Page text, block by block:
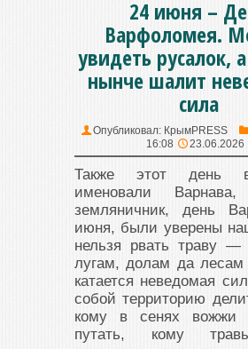
24 июня –
Варфоломея.
увидеть русалок,
нынче шалит
сила
Опубликовал: КрымPRESS
16:08
23.06.2026
Также этот день
именовали Варнава,
земляничник, день
июня, были уверены
нельзя рвать траву
лугам, долам да лесам
катается неведомая
собой территорию
кому в сенях вожжи
путать, кому